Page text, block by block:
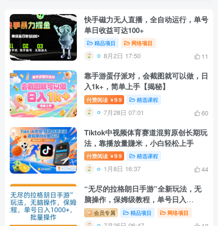
快手磁力无人直播，全自动运行，单号
单日收益可达100+
精品项目 网络项目
8月2日 17:50 11
靠手游蛋仔派对，会截图就可以做，日
入1k+，简单上手【揭秘】
付费阅读 ￥9.9 精选课程
7月28日 07:01 60
Tiktok中视频体育赛道混剪原创长期玩
法，靠播放量賺米，小白轻松上手
付费阅读 ￥9.9 精选课程
1月8日 16:37 44
“无尽的拉格朗日手游”全新玩法，无
脑操作，保姆级教程，单号日入
1000+，可批量操作
会员专属 精品项目 网络项目